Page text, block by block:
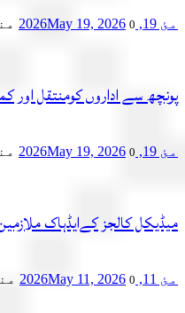
مئ 19, 2026 May 19, 2026 0
پونچھ سے اداروں کومنتقل اور
مئ 19, 2026 May 19, 2026 0
میڈیکل کالجز کےایڈہاک
مئ 11, 2026 May 11, 2026 0